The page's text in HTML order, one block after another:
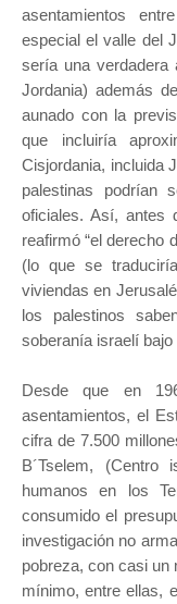
asentamientos
especial el valle del
sería una verdadera
Jordania) además
aunado con la
que incluiría
Cisjordania, incluida
palestinas podrían
oficiales. Así, antes
reafirmó “el derecho
(lo que se
viviendas en
los palestinos
soberanía israelí bajo
Desde que en
asentamientos, el
cifra de 7.500
B´Tselem, (Centro
humanos en los
consumido el
investigación no
pobreza, con casi un
mínimo, entre ellas,